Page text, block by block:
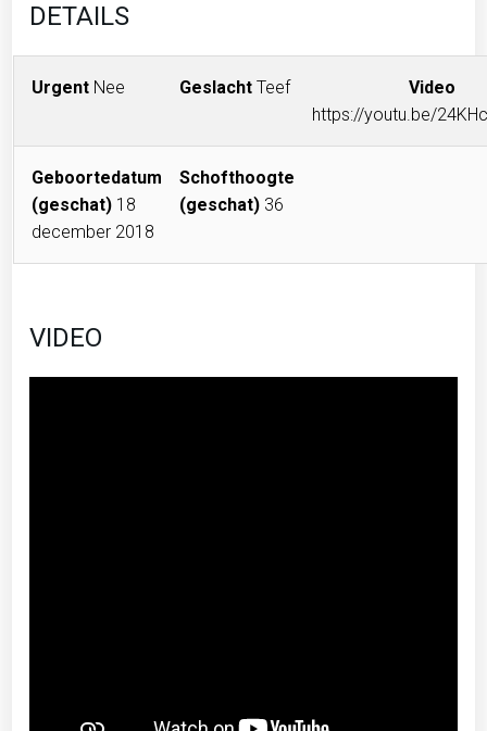
DETAILS
Urgent Nee Geslacht Teef
Video
https://youtu.be/
Geboortedatum
(geschat) 18
december 2018
Schofthoogte
(geschat) 36
VIDEO